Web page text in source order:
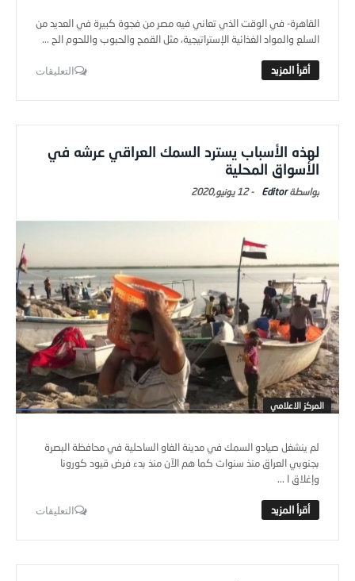
القاهرة- في الوقت الذي تعاني فيه مصر من فجوة كبيرة في العديد من
السلع والمواد الغذائية الإستراتيجية، مثل القمح والحبوب واللحوم الح ...
التعليقات
لهذه الأسباب يسترد السمك العراقي عرشه في
الأسواق المحلية
Editor
-12 يونيو,2020
المركز الاعلامي
لم ينشغل صيادو السمك في مدينة الفاو الساحلية في محافظة البصرة
بجنوبي العراق منذ سنوات كما هم الآن منذ بدء فرض قيود كورونا
وإغلاق ا ...
التعليقات